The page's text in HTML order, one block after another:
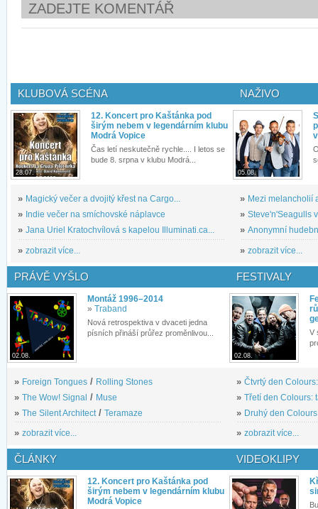
ZADEJTE KOMENTÁŘ
KLUBOVÁ SCÉNA
28.07.
12. Koncert pro Kaštánka pod
širým nebem v legendárním klubu
Modrá Vopice
Čas letí neskutečně rychle.... I letos se
bude 8. srpna v klubu Modrá...
» Magický večer a dvojitý křest na Cargo...
» Indie večer na smíchovské náplavce
» Jana Uriel Kratochvílová s kapelou Illuminati.ca...
» zobrazit více...
NAŽIVO
05.08.
» Mezi melancholií
» Steve'n'Seagulls
» Anonymní
» zobrazit více...
PRÁVĚ VYŠLO
02.08.
Montáž 1996–2014
» Traband
Nová retrospektiva v dvaceti jedna
písních přináší průřez proměnlivou...
» Foreign Tongues / Rolling Stones
» The Wow! Signal / Muse
» The Silent Architect / Teramaze
» zobrazit více...
FESTIVALY
02.08.
V
» Čtvrtý den
» Třetí den Colours:
» Druhý den
» zobrazit více...
ČLÁNKY
12. Koncert pro Kaštánka pod
širým nebem v legendárním klubu
Modrá Vopice
VIDEOKLIPY